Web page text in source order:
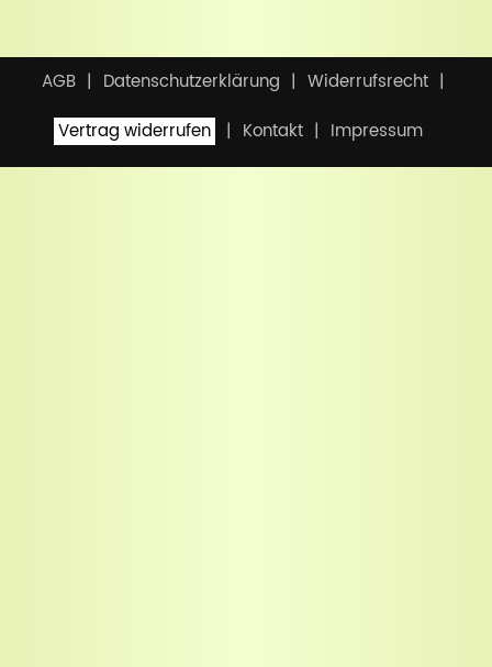
AGB Datenschutzerklärung
Widerrufsrecht
Vertrag widerrufen
Kontakt Impressum